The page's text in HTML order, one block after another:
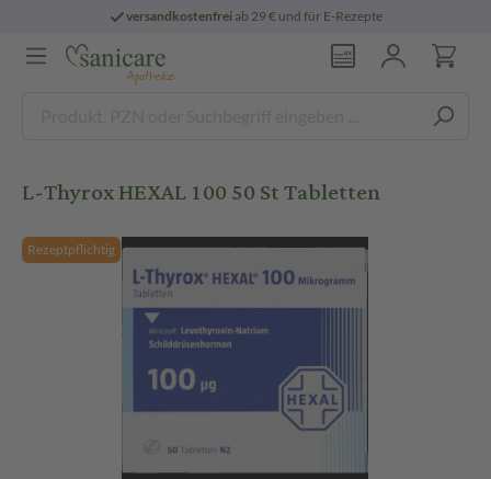
versandkostenfreiab 29 € und für E-Rezepte
L-Thyrox HEXAL 100 50 St Tabletten
Rezeptpflichtig